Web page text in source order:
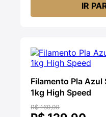
IR
Filamento Pla
1kg High Speed
R$ 169,90